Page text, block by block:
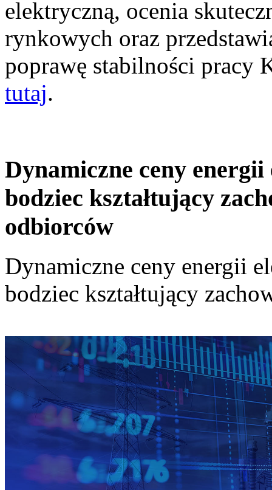
elektryczną, ocenia
rynkowych oraz
poprawę stabilności pracy
tutaj.
Dynamiczne ceny
bodziec kształtujący
odbiorców
Dynamiczne ceny energii
bodziec kształtujący